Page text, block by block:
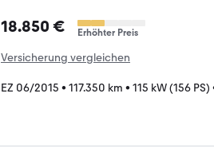
18.850 € Erhöhter Preis
Versicherung vergleichen
EZ 06/2015 • 117.350 km • 115 kW (156 PS)